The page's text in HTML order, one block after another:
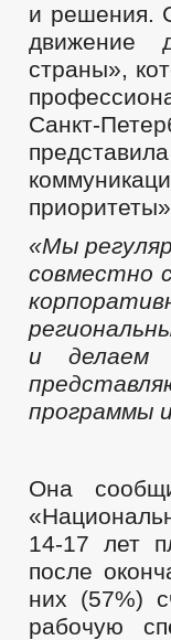
и решения.
движение
страны»,
Санкт-
приоритеты»
«Мы
совместно
и делаем
программы
Она
14-17 лет
после
них (57%)
рабочую